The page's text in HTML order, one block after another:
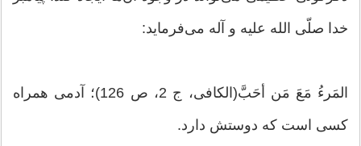
خدا صلّی الله علیه و آله می‌فرماید:
المَرءُ مَعَ مَن أحَبَّ(الکافی، ج 2، ص 126)؛ آدمی همراه
کسی است که دوستش دارد.